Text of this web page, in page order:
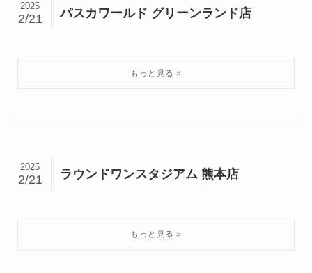
パスカワールド グリーンランド店
2025
2/21
ラウンドワンスタジアム 熊本店
2025
2/21